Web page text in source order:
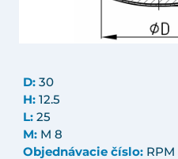
D: 30
H: 12.5
L: 25
M: M 8
Objednávacie číslo: